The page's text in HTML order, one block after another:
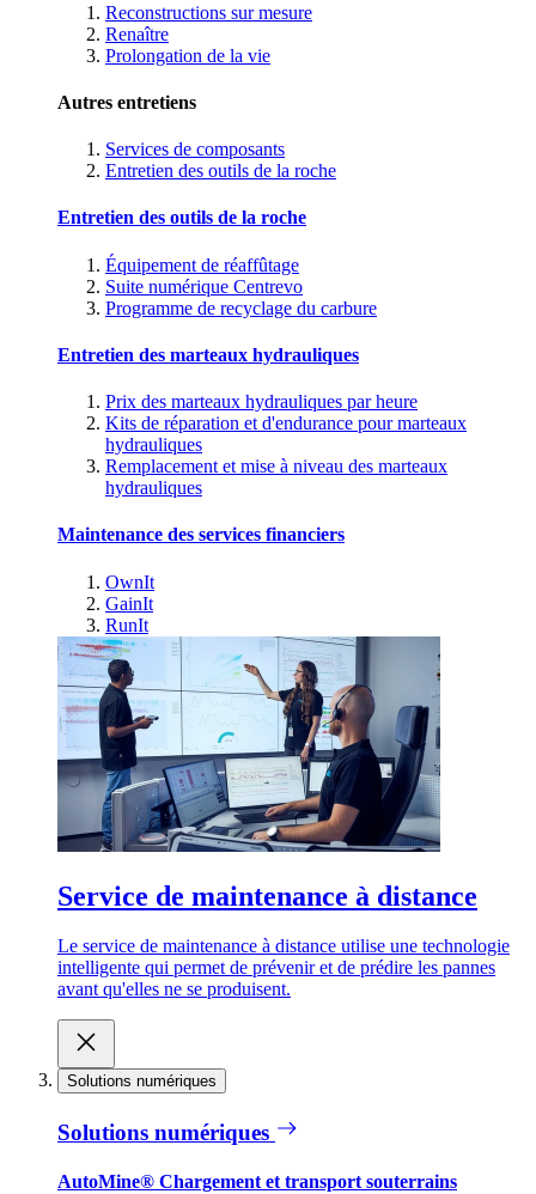
Reconstructions sur mesure
Renaître
Prolongation de la vie
Autres entretiens
Services de composants
Entretien des outils de la roche
Entretien des outils de la roche
Équipement de réaffûtage
Suite numérique Centrevo
Programme de recyclage du carbure
Entretien des marteaux hydrauliques
Prix des marteaux hydrauliques par heure
Kits de réparation et d'endurance pour marteaux
hydrauliques
Remplacement et mise à niveau des marteaux
hydrauliques
Maintenance des services financiers
OwnIt
GainIt
RunIt
Service de maintenance à distance
Le service de maintenance à distance utilise une technologie
intelligente qui permet de prévenir et de prédire les pannes
avant qu'elles ne se produisent.
Solutions numériques
Solutions numériques
AutoMine® Chargement et transport souterrains